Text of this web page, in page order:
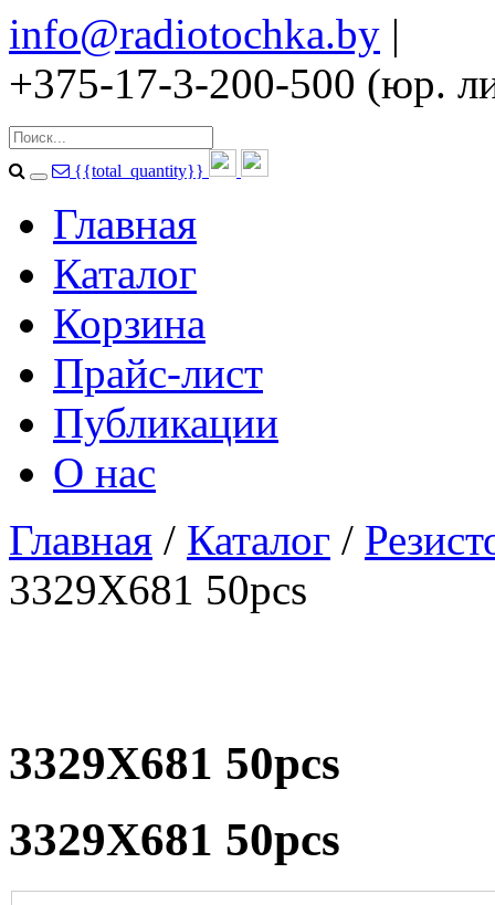
info@radiotochka.by |
+375-17-3-200-500 (юр.
{{total_quantity}}
Главная
Каталог
Корзина
Прайс-лист
Публикации
О нас
Главная / Каталог /
3329X681 50pcs
3329X681 50pcs
3329X681 50pcs